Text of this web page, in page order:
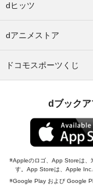
dヒッツ
dアニメストア
ドコモスポーツくじ
dブックア
Appleのロゴ、App Storeは、
す。App Storeは、Apple Inc.
Google Play および Google